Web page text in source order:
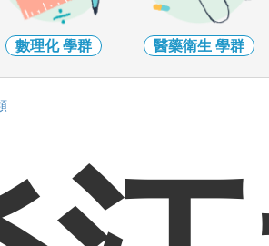
數理化學群 醫藥衛生 學群